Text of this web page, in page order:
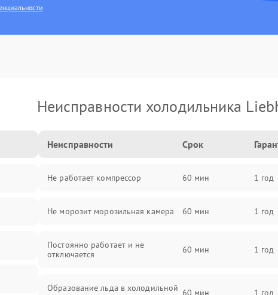
Неисправности холодильника
Неисправности Срок
Не работает компрессор 60 мин 1 год
Не морозит морозильная камера 60 мин 1 год
Постоянно работает и не
отключается
60 мин 1 год
Образование льда в холодильной 60 мин 1 год